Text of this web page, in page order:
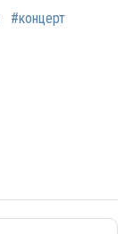
#концерт